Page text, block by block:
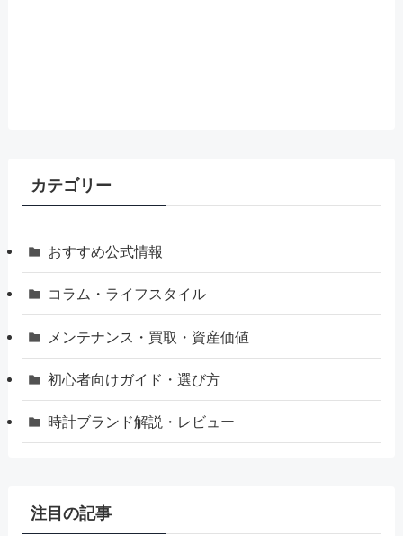
カテゴリー
おすすめ公式情報
コラム・ライフスタイル
メンテナンス・買取・資産価値
初心者向けガイド・選び方
時計ブランド解説・レビュー
注目の記事